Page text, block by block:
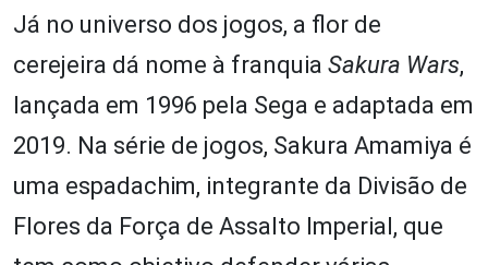
Já no universo dos jogos, a flor de
cerejeira dá nome à franquia Sakura Wars,
lançada em 1996 pela Sega e adaptada em
2019. Na série de jogos, Sakura Amamiya é
uma espadachim, integrante da Divisão de
Flores da Força de Assalto Imperial, que